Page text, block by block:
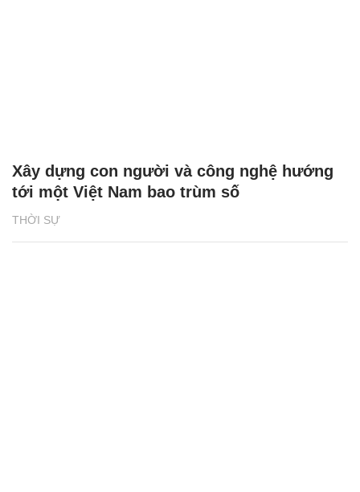
THỜI SỰ
Xây dựng con người và công nghệ hướng
tới một Việt Nam bao trùm số